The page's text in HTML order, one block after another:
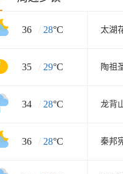
36 / 28°C 太湖
35 / 29°C 陶祖
34 / 28°C 龙背
36 / 28°C 秦邦